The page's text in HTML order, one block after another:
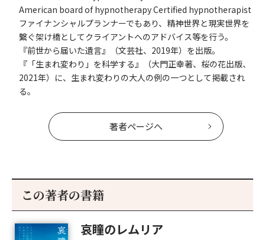
American board of hypnotherapy Certified hypnotherapist
ファイナンシャルプランナーでもあり、精神世界と現実世界を
繋ぐ架け橋としてクライアントへのアドバイス等を行う。
『前世から届いた遺言』（文芸社、2019年）を出版。
『「生まれ変わり」を科学する』（大門正幸著、桜の花出版、
2021年）に、生まれ変わりの大人の例の一つとして掲載され
る。
著者ページへ
この著者の書籍
哀瞳のレムリア